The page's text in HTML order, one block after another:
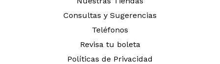
Consultas y Sugerencias
Teléfonos
Revisa tu boleta
Políticas de Privacidad